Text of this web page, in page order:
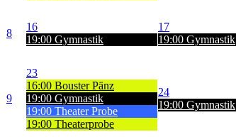
8
16
19:00 Gymnastik
17
19:00 Gymnastik
9
23
16:00 Bouster Pänz
19:00 Gymnastik
19:00 Theater Probe
19:00 Theaterprobe
24
19:00 Gymnastik